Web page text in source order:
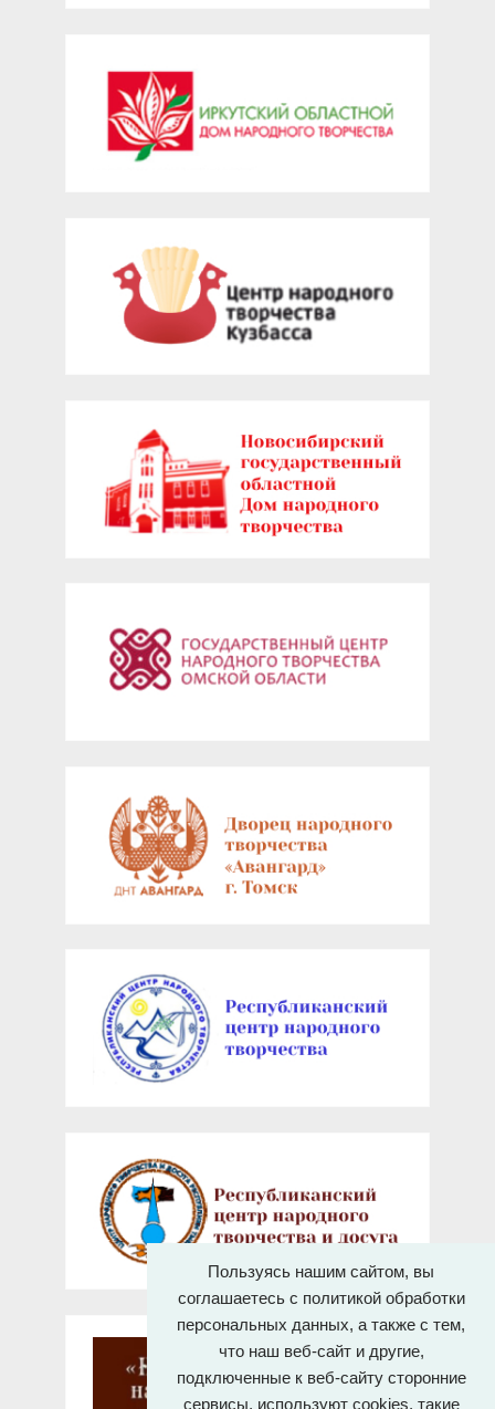
Пользуясь нашим сайтом, вы
соглашаетесь с политикой обработки
персональных данных, а также с тем,
что наш веб-сайт и другие,
подключенные к веб-сайту сторонние
сервисы, используют cookies, такие